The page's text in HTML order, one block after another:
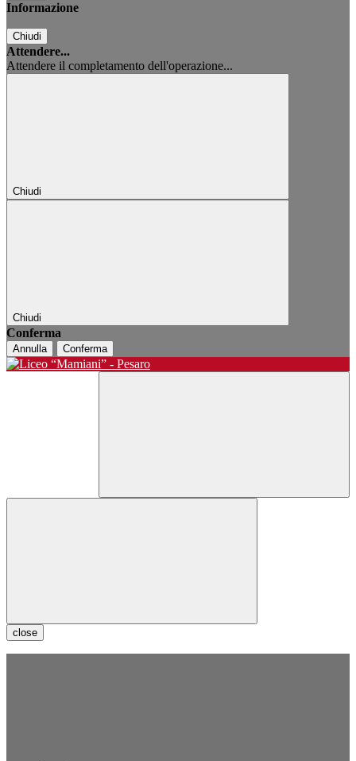
Informazione
Chiudi
Attendere...
Attendere il completamento dell'operazione...
Chiudi
Chiudi
Conferma
Annulla Conferma
close